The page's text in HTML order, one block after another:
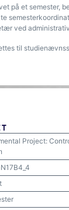
på et semester,
ved
til
Project: